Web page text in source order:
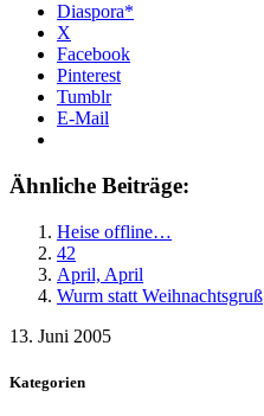
Diaspora*
X
Facebook
Pinterest
Tumblr
E-Mail
Ähnliche Beiträge:
Heise offline…
42
April, April
Wurm statt Weihnachtsgruß
13. Juni 2005
Kategorien